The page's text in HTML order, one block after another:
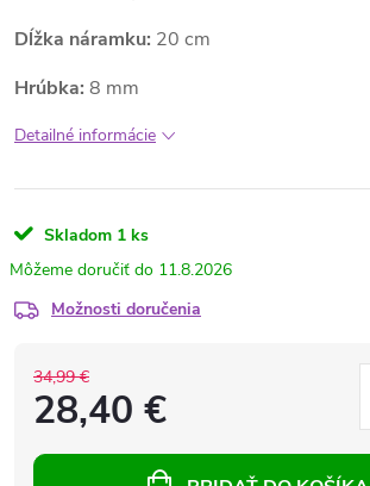
Dĺžka náramku: 20 cm
Hrúbka: 8 mm
Detailné informácie
Skladom 1 ks
11.8.2026
Možnosti doručenia
34,99 €
28,40 €